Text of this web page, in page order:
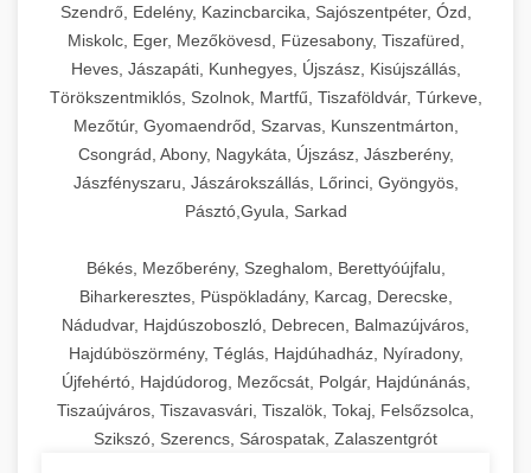
Szendrő, Edelény, Kazincbarcika, Sajószentpéter, Ózd,
Miskolc, Eger, Mezőkövesd, Füzesabony, Tiszafüred,
Heves, Jászapáti, Kunhegyes, Újszász, Kisújszállás,
Törökszentmiklós, Szolnok, Martfű, Tiszaföldvár, Túrkeve,
Mezőtúr, Gyomaendrőd, Szarvas, Kunszentmárton,
Csongrád, Abony, Nagykáta, Újszász, Jászberény,
Jászfényszaru, Jászárokszállás, Lőrinci, Gyöngyös,
Pásztó,Gyula, Sarkad
Békés, Mezőberény, Szeghalom, Berettyóújfalu,
Biharkeresztes, Püspökladány, Karcag, Derecske,
Nádudvar, Hajdúszoboszló, Debrecen, Balmazújváros,
Hajdúböszörmény, Téglás, Hajdúhadház, Nyíradony,
Újfehértó, Hajdúdorog, Mezőcsát, Polgár, Hajdúnánás,
Tiszaújváros, Tiszavasvári, Tiszalök, Tokaj, Felsőzsolca,
Szikszó, Szerencs, Sárospatak, Zalaszentgrót